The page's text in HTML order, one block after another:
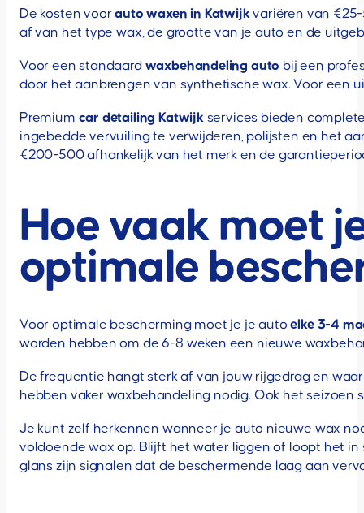
De kosten voorauto waxen in Katwijkvariëren van
af van het type wax, de grootte van je auto en de
Voor een standaard waxbehandeling auto bij een
door het aanbrengen van synthetische wax. Voor een
Premium car detailing Katwijkservices bieden
ingebedde vervuiling te verwijderen, polijsten en het
€200-500 afhankelijk van het merk en de
Hoe vaak moet
optimale
Voor optimale bescherming moet je je autoelke 3-4
worden hebben om de 6-8 weken een nieuwe
De frequentie hangt sterk af van jouw rijgedrag en
hebben vaker waxbehandeling nodig. Ook het seizoen
Je kunt zelf herkennen wanneer je auto nieuwe wax
voldoende wax op. Blijft het water liggen of loopt het
glans zijn signalen dat de beschermende laag aan